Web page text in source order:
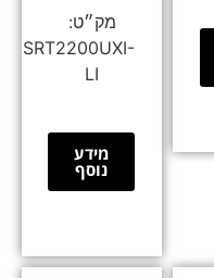
SRT2200UXI-
LI
מידע
נוסף